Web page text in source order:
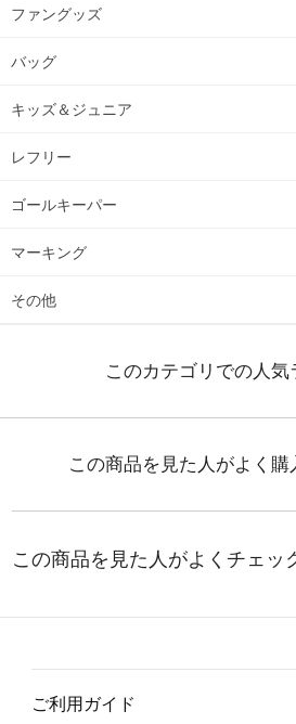
ファングッズ
バッグ
キッズ＆ジュニア
レフリー
ゴールキーパー
マーキング
その他
ご利用ガイド